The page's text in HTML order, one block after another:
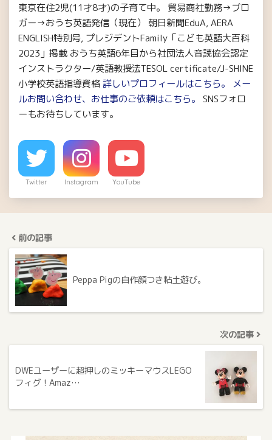
東京在住2児(11才8才)の子育て中。 貿易商社勤務→ブロ
ガー→おうち英語発信（現在） 朝日新聞EduA, AERA
ENGLISH特別号, プレジデントFamily「こども英語大百科
2023」掲載 おうち英語6年目から社団法人音読協会認定
インストラクター/英語教授法TESOL certificate/J-SHINE
小学校英語指導資格詳しいプロフィールはこちら。
メー
ルお問い合わせ、お仕事のご依頼はこちら。
SNSフォロ
ーもお待ちしています。
Twitter Instagram YouTube
前の記事
Peppa Pigの自作顔つき粘土遊び。
次の記事
DWEユーザーに超押しのミッキーマウスLEGO
フィグ！Amaz…